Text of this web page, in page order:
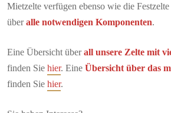
Mietzelte verfügen ebenso wie die Festzelte
überalle notwendigen Komponenten.
Eine Übersicht überall unsere Zelte mit
finden Sie hier. Eine Übersicht über das
finden Sie hier.